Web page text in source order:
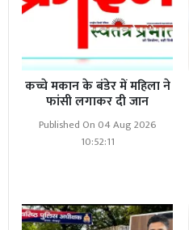
कच्चे मकान के बंडेर में महिला ने
फांसी लगाकर दी जान
Published On 04 Aug 2026
10:52:11